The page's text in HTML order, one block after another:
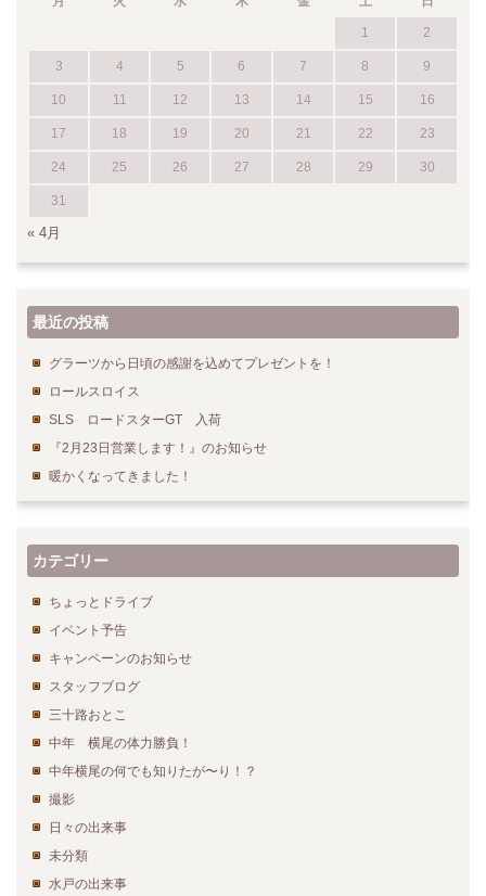
1 2
3 4 5 6 7 8 9
10 11 12 13 14 15 16
17 18 19 20 21 22 23
24 25 26 27 28 29 30
31
« 4月
最近の投稿
グラーツから日頃の感謝を込めてプレゼントを！
ロールスロイス
SLS ロードスターGT 入荷
『2月23日営業します！』のお知らせ
暖かくなってきました！
カテゴリー
ちょっとドライブ
イベント予告
キャンペーンのお知らせ
スタッフブログ
三十路おとこ
中年 横尾の体力勝負！
中年横尾の何でも知りたが〜り！？
撮影
日々の出来事
未分類
水戸の出来事